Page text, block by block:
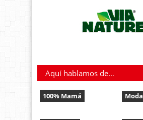
Aquí hablamos de…
100% Mamá Moda